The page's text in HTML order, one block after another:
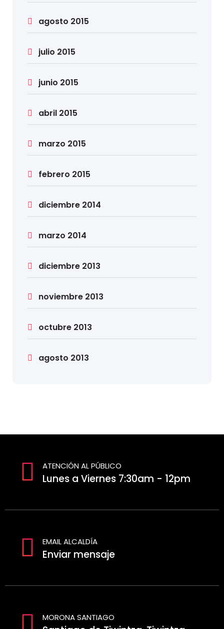
agosto 2015
julio 2015
junio 2015
abril 2015
marzo 2015
febrero 2015
diciembre 2014
marzo 2014
diciembre 2013
noviembre 2013
octubre 2013
agosto 2013
ATENCIÓN AL PÚBLICO
Lunes a Viernes 7:30am - 12pm
EMAIL ALCALDÍA
Enviar mensaje
MORONA SANTIAGO